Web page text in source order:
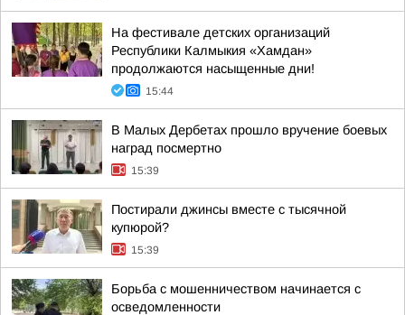
На фестивале детских организаций
Республики Калмыкия «Хамдан»
продолжаются насыщенные дни!
15:44
В Малых Дербетах прошло вручение боевых
наград посмертно
15:39
Постирали джинсы вместе с тысячной
купюрой?
15:39
Борьба с мошенничеством начинается с
осведомленности